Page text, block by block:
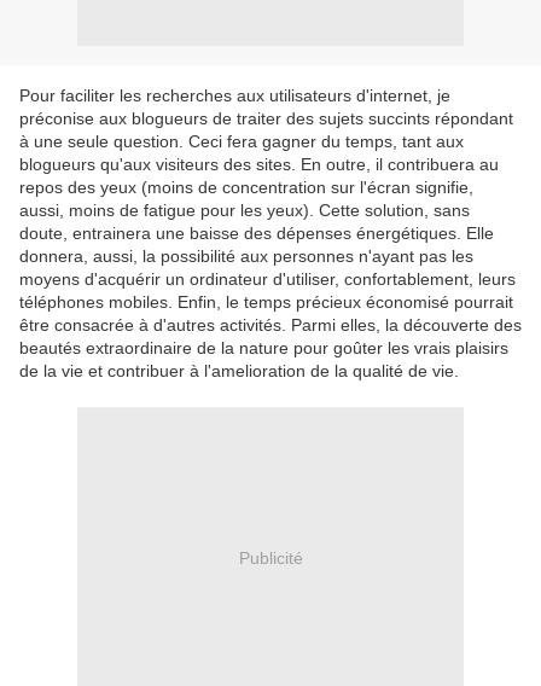
Pour faciliter les recherches aux utilisateurs d'internet, je
préconise aux blogueurs de traiter des sujets succints répondant
à une seule question. Ceci fera gagner du temps, tant aux
blogueurs qu'aux visiteurs des sites. En outre, il contribuera au
repos des yeux (moins de concentration sur l'écran signifie,
aussi, moins de fatigue pour les yeux). Cette solution, sans
doute, entrainera une baisse des dépenses énergétiques. Elle
donnera, aussi, la possibilité aux personnes n'ayant pas les
moyens d'acquérir un ordinateur d'utiliser, confortablement, leurs
téléphones mobiles. Enfin, le temps précieux économisé pourrait
être consacrée à d'autres activités. Parmi elles, la découverte des
beautés extraordinaire de la nature pour goûter les vrais plaisirs
de la vie et contribuer à l'amelioration de la qualité de vie.
Publicité